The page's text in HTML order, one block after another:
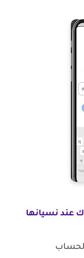
عند نسيانها